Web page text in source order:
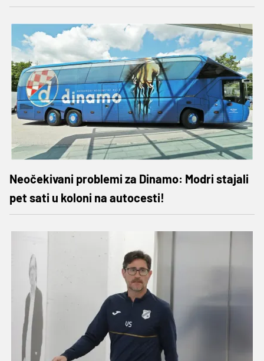
Neočekivani problemi za Dinamo: Modri stajali
pet sati u koloni na autocesti!